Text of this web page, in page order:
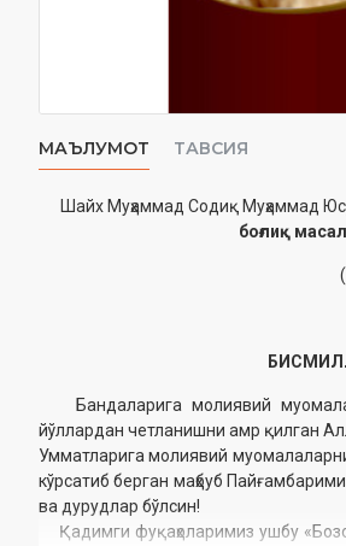
МАЪЛУМОТ ТАВСИЯ
Шайх Муҳаммад Содиқ Муҳаммад
боғлиқ
Бандаларига молиявий
йўллардан четланишни амр қилган
Умматларига молиявий
кўрсатиб берган маҳбуб
ва дурудлар бўлсин!
Қадимги фуқаҳоларимиз ушбу